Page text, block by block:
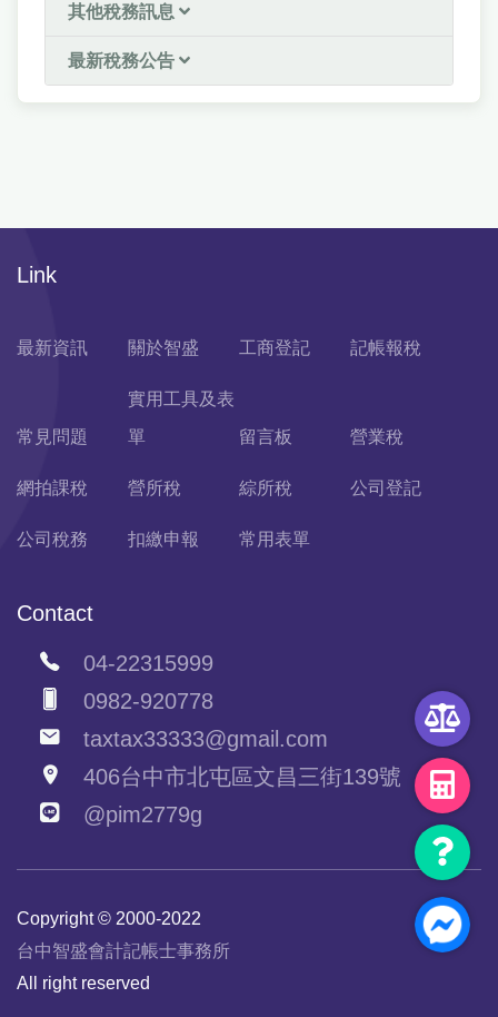
其他稅務訊息
最新稅務公告
Link
最新資訊 關於智盛 工商登記 記帳報稅
常見問題
實用工具及表
單
留言板 營業稅
網拍課稅 營所稅 綜所稅 公司登記
公司稅務 扣繳申報 常用表單
Contact
04-22315999
0982-920778
taxtax33333@gmail.com
406台中市北屯區文昌三街139號
@pim2779g
Copyright © 2000-2022
台中智盛會計記帳士事務所
All right reserved